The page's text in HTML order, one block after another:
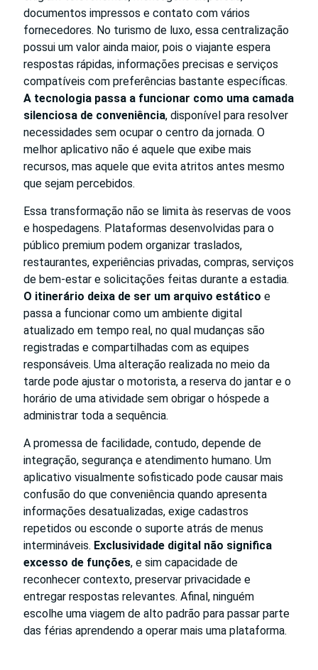
documentos impressos e contato com vários
fornecedores. No turismo de luxo, essa centralização
possui um valor ainda maior, pois o viajante espera
respostas rápidas, informações precisas e serviços
compatíveis com preferências bastante específicas.
A tecnologia passa a funcionar como uma camada
silenciosa de conveniência, disponível para resolver
necessidades sem ocupar o centro da jornada. O
melhor aplicativo não é aquele que exibe mais
recursos, mas aquele que evita atritos antes mesmo
que sejam percebidos.
Essa transformação não se limita às reservas de voos
e hospedagens. Plataformas desenvolvidas para o
público premium podem organizar traslados,
restaurantes, experiências privadas, compras, serviços
de bem-estar e solicitações feitas durante a estadia.
O itinerário deixa de ser um arquivo estático e
passa a funcionar como um ambiente digital
atualizado em tempo real, no qual mudanças são
registradas e compartilhadas com as equipes
responsáveis. Uma alteração realizada no meio da
tarde pode ajustar o motorista, a reserva do jantar e o
horário de uma atividade sem obrigar o hóspede a
administrar toda a sequência.
A promessa de facilidade, contudo, depende de
integração, segurança e atendimento humano. Um
aplicativo visualmente sofisticado pode causar mais
confusão do que conveniência quando apresenta
informações desatualizadas, exige cadastros
repetidos ou esconde o suporte atrás de menus
intermináveis. Exclusividade digital não significa
excesso de funções, e sim capacidade de
reconhecer contexto, preservar privacidade e
entregar respostas relevantes. Afinal, ninguém
escolhe uma viagem de alto padrão para passar parte
das férias aprendendo a operar mais uma plataforma.